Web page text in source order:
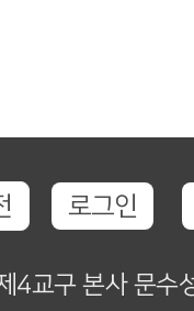
로그인
4교구 본사 문수